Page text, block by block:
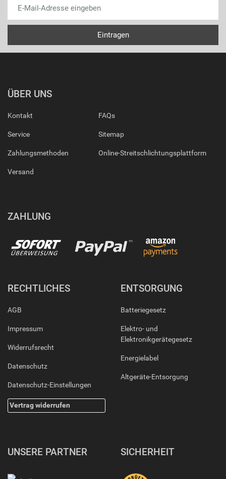
ÜBER UNS
Kontakt
Service
Zahlungsmethoden
Versand
FAQs
Sitemap
Online-Streitschlichtungsplattform
ZAHLUNG
RECHTLICHES
AGB
Impressum
Widerrufsrecht
Datenschutz
Datenschutz-Einstellungen
Vertrag widerrufen
ENTSORGUNG
Batteriegesetz
Elektro- und
Elektronikgerätegesetz
Energielabel
Altgeräte-Entsorgung
UNSERE PARTNER SICHERHEIT